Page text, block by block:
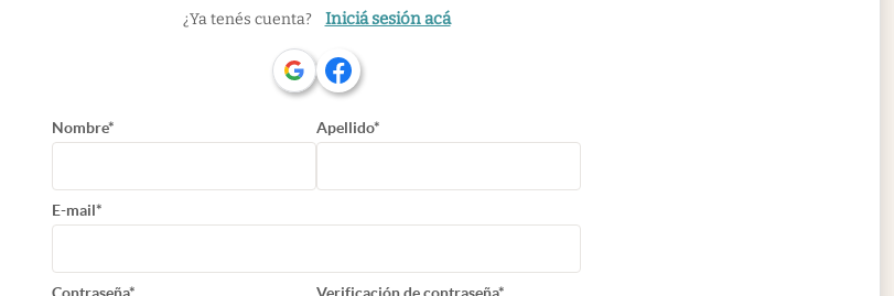
¿Ya tenés cuenta? Iniciá sesión acá
Nombre* Apellido*
E-mail*